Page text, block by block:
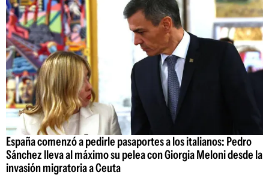
España comenzó a pedirle pasaportes a los italianos: Pedro
Sánchez lleva al máximo su pelea con Giorgia Meloni desde la
invasión migratoria a Ceuta